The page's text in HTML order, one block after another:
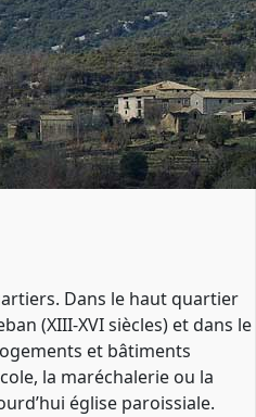
Dans le haut quartier
(XIII-XVI siècles) et dans le
et bâtiments
la maréchalerie ou la
église paroissiale.